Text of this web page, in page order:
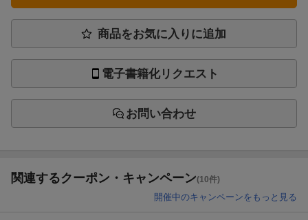
商品をお気に入りに追加
電子書籍化リクエスト
お問い合わせ
関連するクーポン・キャンペーン(10件)
開催中のキャンペーンをもっと見る